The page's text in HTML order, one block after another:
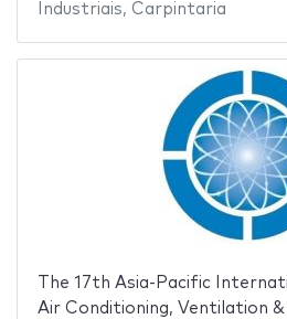
Industriais, Carpintaria
The 17th Asia-Pacific
Air Conditioning, Ventilation &